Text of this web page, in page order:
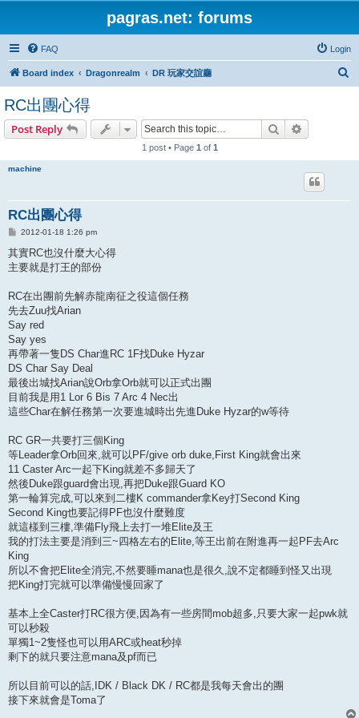
pagras.net: forums
FAQ Login
Board index Dragonrealm DR 玩家交誼廳
RC出團心得
Post Reply Search
1 post • Page 1 of 1
machine
RC出團心得
P
s
t
2012-01-18 1:26 pm
其實RC也沒什麼大心得
主要就是打王的部份
RC在出團前先解赤龍南征之役這個任務
先去Zuu找Arian
Say red
Say yes
再帶著一隻DS Char進RC 1F找Duke Hyzar
DS Char Say Deal
最後出城找Arian說Orb拿Orb就可以正式出團
目前我是用1 Lor 6 Bis 7 Arc 4 Nec出
這些Char在解任務第一次要進城時出先進Duke Hyzar的w等待
RC GR一共要打三個King
等Leader拿Orb回來,就可以PF/give orb duke,First King就會出來
11 Caster Arc一起下King就差不多歸天了
然後Duke跟guard會出現,再把Duke跟Guard KO
第一輪算完成,可以來到二樓K commander拿Key打Second King
Second King也要記得PF也沒什麼難度
就這樣到三樓,準備Fly飛上去打一堆Elite及王
我的打法主要是消到三~四格左右的Elite,等王出前在附進再一起PF去Arc
King
所以不會把Elite全消完,不然要睡mana也是很久,說不定都睡到怪又出現
把King打完就可以準備慢慢回家了
基本上全Caster打RC很方便,因為有一些房間mob超多,只要大家一起pwk就
可以秒殺
單獨1~2隻怪也可以用ARC或heat秒掉
剩下的就只要注意mana及pf而已
所以目前可以的話,IDK / Black DK / RC都是我每天會出的團
接下來就會是Toma了